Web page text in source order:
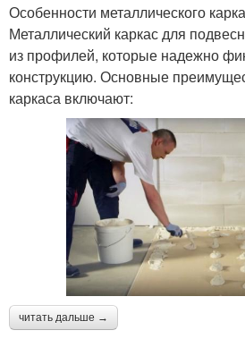
Особенности металлического
Металлический каркас для
из профилей, которые надежно
конструкцию. Основные
каркаса включают:
читать дальше →